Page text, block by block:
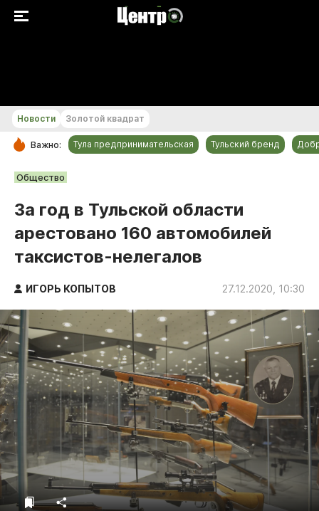
РУБРИКИ
Общество
Культура
Происшествия
Спорт
Тульский бренд
Тула предпринимательская
ДоброЦентр
Голодный шпион
Новости Золотой квадрат
Важно: Тула предпринимательская Тульский бренд
Общество
За год в Тульской области
арестовано 160 автомобилей
таксистов-нелегалов
ИГОРЬ КОПЫТОВ 27.12.2020, 10:30